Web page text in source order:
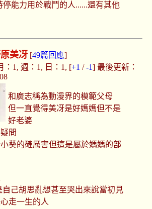
停能力用於戰鬥的人......還有其他
美冴[49篇回應]
：1, 週：1, 日：1, [+1 /-1] 最後更新：
和廣志稱為動漫界的模範父母
但一直覺得美冴是好媽媽但不是
好老婆
問
葵的確厲害但這是屬於媽媽的部
自己胡思亂想甚至哭出來說當初見
走一生的人